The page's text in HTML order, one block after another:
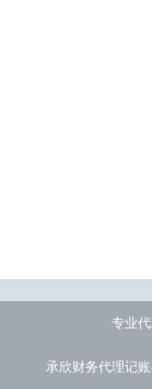
专业代
承欣财务代理记